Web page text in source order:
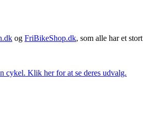
og FriBikeShop.dk, som alle har et
cykel. Klik her for at se deres udvalg.